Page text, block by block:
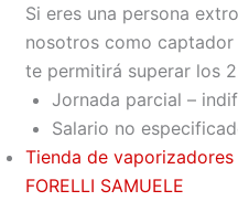
Si eres una persona
nosotros como captador
te permitirá superar los
Jornada parcial –
Salario no
Tienda de
FORELLI SAMUELE